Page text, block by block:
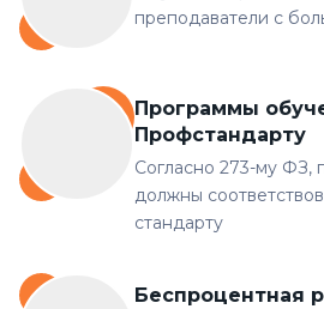
преподаватели с
Программы
Профстандарту
Согласно 273-му ФЗ,
должны
стандарту
Беспроцентная